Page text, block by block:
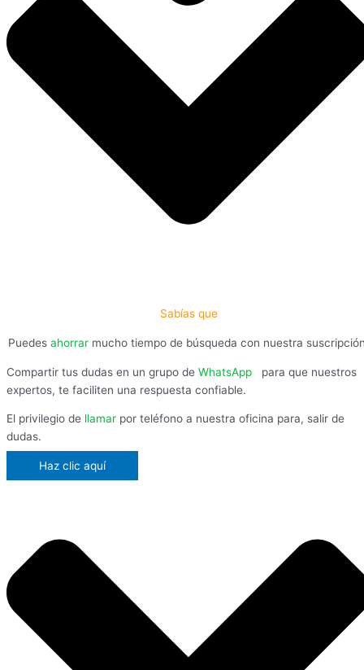
Sabías que
Puedes ahorrar mucho tiempo de búsqueda con nuestra
Compartir tus dudas en un grupo de WhatsApp
para que nuestros
expertos, te faciliten una respuesta confiable.
El privilegio de llamar por teléfono a nuestra oficina para, salir de
dudas.
Haz clic aquí